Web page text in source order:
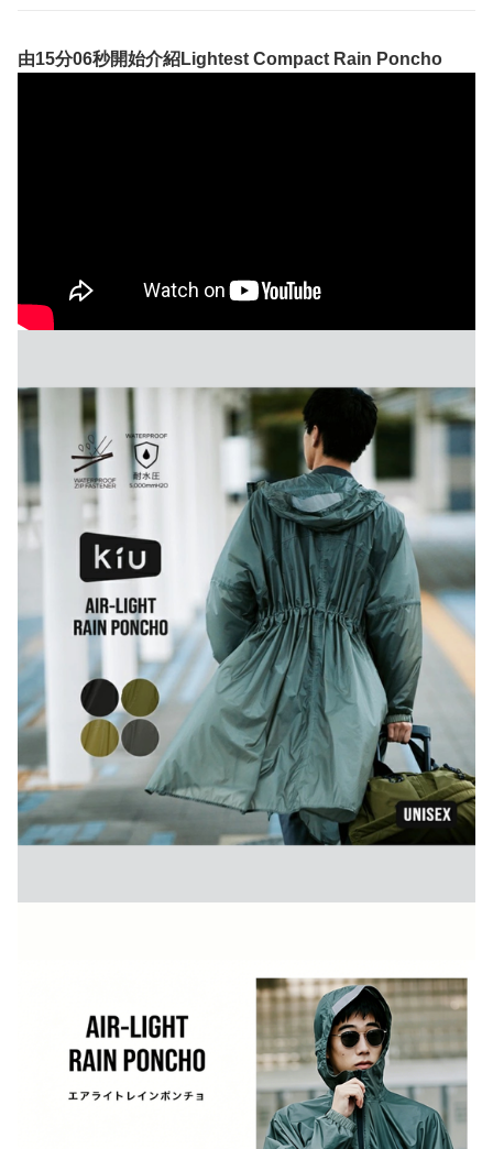
由15分06秒開始介紹Lightest Compact Rain Poncho